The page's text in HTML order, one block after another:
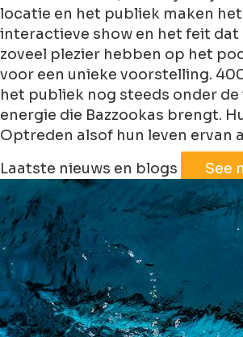
locatie en het publiek maken
interactieve show en het feit dat
zoveel plezier hebben op het
voor een unieke voorstelling.
het publiek nog steeds onder de
energie die Bazzookas brengt.
Optreden alsof hun leven ervan
+
−
Leaflet | ©
Laatste nieuws en blogs See